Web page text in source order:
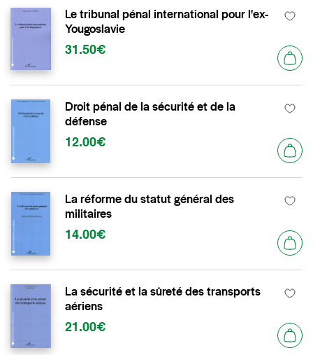
Le tribunal pénal international pour l'ex-
Yougoslavie
31.50€
Droit pénal de la sécurité et de la
défense
12.00€
La réforme du statut général des
militaires
14.00€
La sécurité et la sûreté des transports
aériens
21.00€